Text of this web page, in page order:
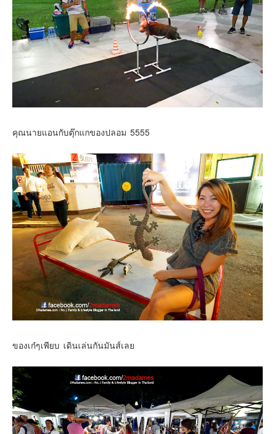
คุณนายแอนกับตุ๊กแกของปลอม 5555
ของเก๋ๆเพียบ เดินเล่นกันมันส์เลย